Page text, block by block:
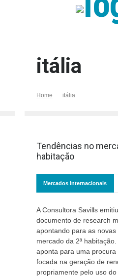
itália
Home itália
Tendências no
habitação
Mercados Internacionais
A Consultora Savills
documento de research
apontando para as
mercado da 2ª
aponta para uma procura
focada na geração de
propriamente pelo uso